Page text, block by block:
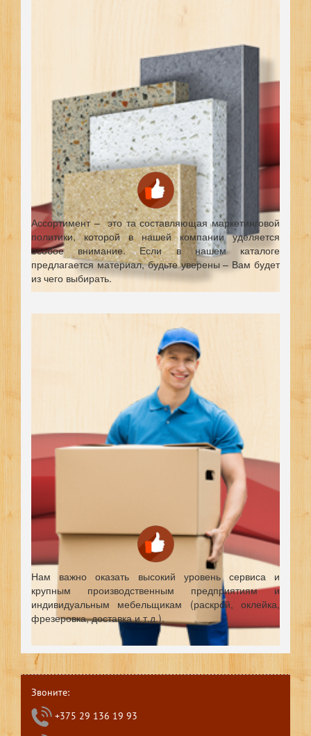
Ассортимент – это та составляющая маркетинговой
политики, которой в нашей компании уделяется
особое внимание. Если в нашем каталоге
предлагается материал, будьте уверены – Вам будет
из чего выбирать.
Нам важно оказать высокий уровень сервиса и
крупным производственным предприятиям и
индивидуальным мебельщикам (раскрой, оклейка,
фрезеровка, доставка и т.д.).
Звоните:
+375 29 136 19 93